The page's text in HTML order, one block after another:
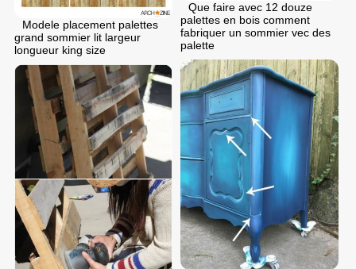
Que faire avec 12 douze
palettes en bois comment
fabriquer un sommier vec des
palette
Modele placement palettes
grand sommier lit largeur
longueur king size